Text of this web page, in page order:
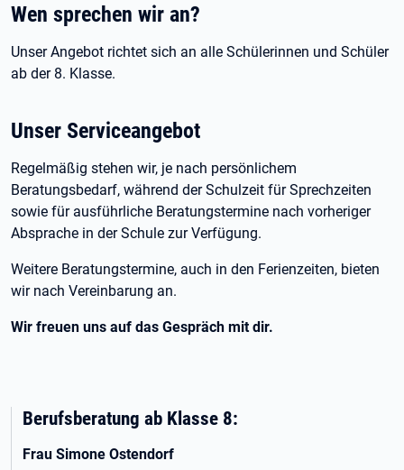
Wen sprechen wir an?
Unser Angebot richtet sich an alle Schülerinnen und Schüler
ab der 8. Klasse.
Unser Serviceangebot
Regelmäßig stehen wir, je nach persönlichem
Beratungsbedarf, während der Schulzeit für Sprechzeiten
sowie für ausführliche Beratungstermine nach vorheriger
Absprache in der Schule zur Verfügung.
Weitere Beratungstermine, auch in den Ferienzeiten, bieten
wir nach Vereinbarung an.
Wir freuen uns auf das Gespräch mit dir.
Berufsberatung ab Klasse 8:
Frau Simone Ostendorf